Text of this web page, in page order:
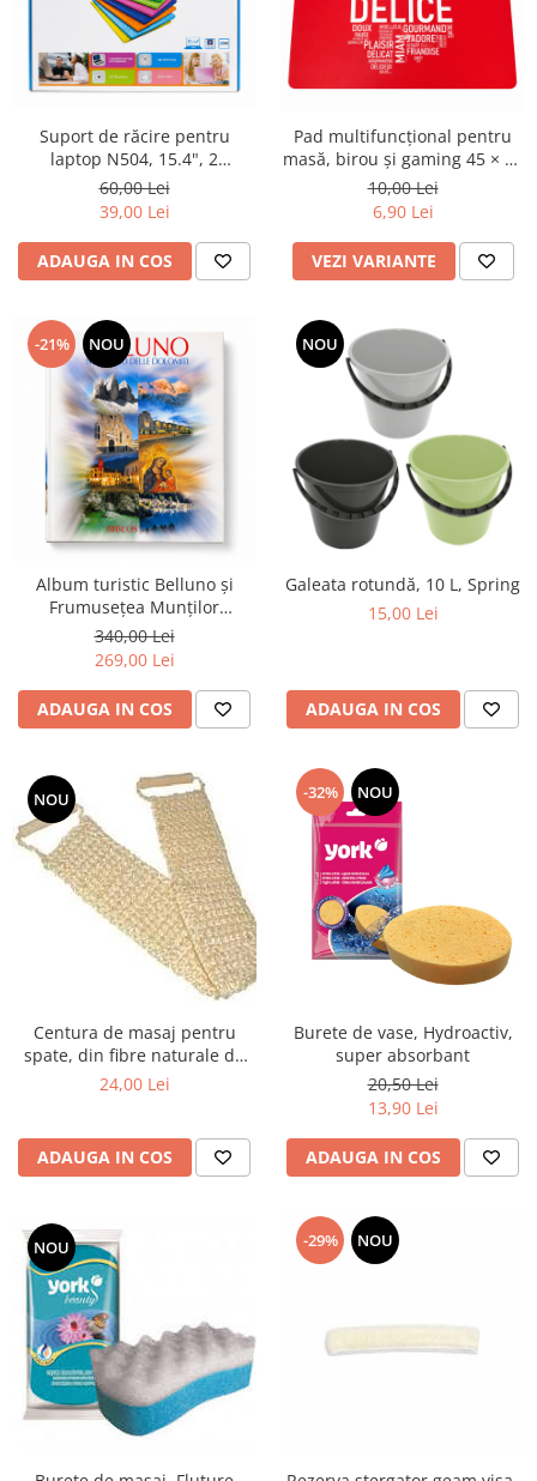
Suport de răcire pentru
laptop N504, 15.4", 2
ventilatoare 70 mm, USB
60,00 Lei
39,00 Lei
ADAUGA IN COS
Pad multifuncțional pentru
masă, birou și gaming 45 × 30
cm
10,00 Lei
6,90 Lei
VEZI VARIANTE
-21% NOU
Album turistic Belluno și
Frumusețea Munților
Dolomiți, Italia
340,00 Lei
269,00 Lei
ADAUGA IN COS
NOU
Galeata rotundă, 10 L, Spring
15,00 Lei
ADAUGA IN COS
NOU
Centura de masaj pentru
spate, din fibre naturale de
sisal, 12 × 54 cm
24,00 Lei
ADAUGA IN COS
-32% NOU
Burete de vase, Hydroactiv,
super absorbant
20,50 Lei
13,90 Lei
ADAUGA IN COS
NOU -29% NOU